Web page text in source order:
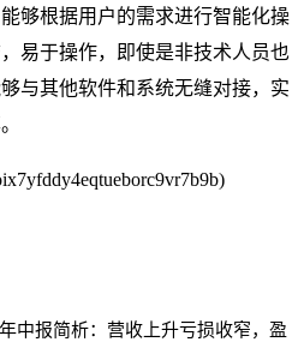
够根据用户的需求进行智能化操
易于操作，即使是非技术人员也
与其他软件和系统无缝对接，实
中报简析：营收上升亏损收窄，盈